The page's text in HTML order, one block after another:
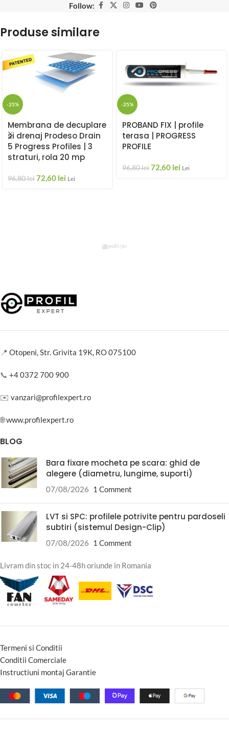
Follow:
Produse similare
-25%
Membrana de decuplare
si drenaj Prodeso Drain
5 Progress Profiles | 3
straturi, rola 20 mp
96,80lei72,60 lei Lei
-25%
PROBAND FIX | profile
terasa | PROGRESS
PROFILE
96,80lei72,60 lei Lei
📍 Otopeni, Str. Grivita 19K, RO 075100
📞 +4 0372 700 900
✉️ vanzari@profilexpert.ro
🌐www.profilexpert.ro
BLOG
Bara fixare mocheta pe scara: ghid de
alegere (diametru, lungime, suporti)
07/08/2026 1 Comment
LVT si SPC: profilele potrivite pentru pardoseli
subtiri (sistemul Design-Clip)
07/08/2026 1 Comment
Livram din stoc in 24-48h oriunde in Romania
Termeni si Conditii
Conditii Comerciale
Instructiuni montaj Garantie